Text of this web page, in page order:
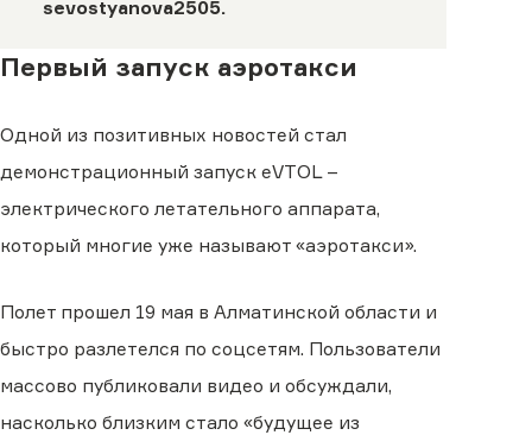
sevostyanova2505.
Первый запуск аэротакси
Одной из позитивных новостей стал
демонстрационный запуск eVTOL –
электрического летательного аппарата,
который многие уже называют «аэротакси».
Полет прошел 19 мая в Алматинской области и
быстро разлетелся по соцсетям. Пользователи
массово публиковали видео и обсуждали,
насколько близким стало «будущее из